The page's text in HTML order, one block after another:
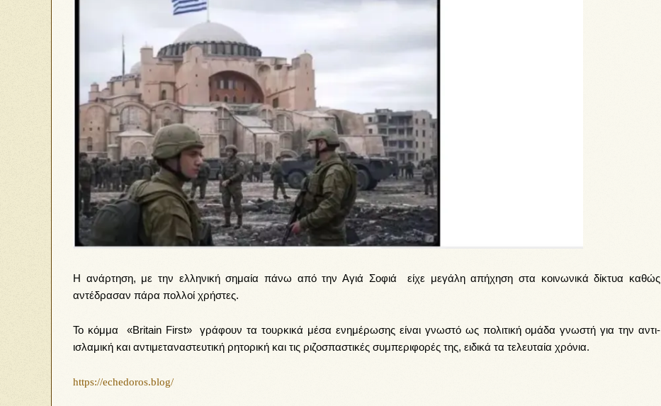
Η ανάρτηση, με την ελληνική σημαία πάνω από την Αγιά Σοφιά είχε μεγάλη απήχηση στα κοινωνικά δίκτυα καθώς
αντέδρασαν πάρα πολλοί χρήστες.
Το κόμμα «Britain First» γράφουν τα τουρκικά μέσα ενημέρωσης είναι γνωστό ως πολιτική ομάδα γνωστή για την αντι-
ισλαμική και αντιμεταναστευτική ρητορική και τις ριζοσπαστικές συμπεριφορές της, ειδικά τα τελευταία χρόνια.
https://echedoros.blog/